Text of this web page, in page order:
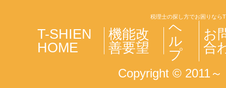
税理士の探し方でお困りなら
T-SHIEN
HOME
機能改
善要望
ヘ
ル
プ
お
合
Copyright © 2011